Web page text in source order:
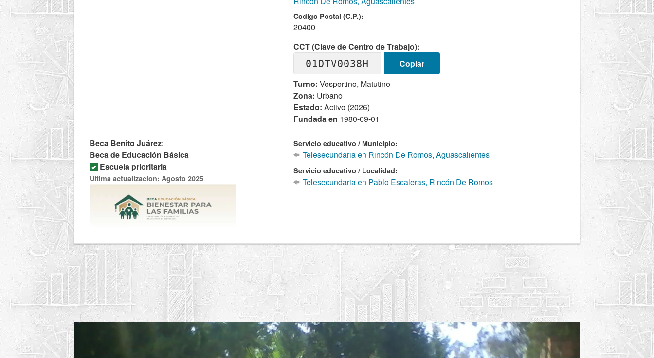
Codigo Postal (C.P.):
20400
CCT (Clave de Centro de Trabajo):
01DTV0038H
Copiar
Turno: Vespertino, Matutino
Zona: Urbano
Estado: Activo (2026)
Fundada en 1980-09-01
Beca Benito Juárez:
Beca de Educación Básica
Escuela prioritaria
Ultima actualizacion: Agosto 2025
Servicio educativo / Municipio:
Telesecundaria en Rincón De Romos, Aguascalientes
Servicio educativo / Localidad:
Telesecundaria en Pablo Escaleras, Rincón De Romos